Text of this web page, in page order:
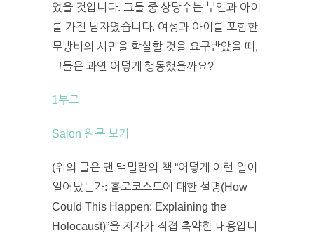
었을 것입니다. 그들 중 상당수는 부인과 아이
를 가진 남자였습니다. 여성과 아이를 포함한
무방비의 시민을 학살할 것을 요구받았을 때,
그들은 과연 어떻게 행동했을까요?
‎1부로
Salon 원문 보기
(위의 글은 댄 맥밀란의 책 “어떻게 이런 일이
일어났는가: 홀로코스트에 대한 설명(How
Could This Happen: Explaining the
Holocaust)”을 저자가 직접 축약한 내용입니